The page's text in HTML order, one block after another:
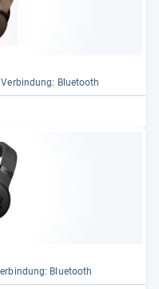
Ver­bin­dung: Blue­tooth
Blue­tooth